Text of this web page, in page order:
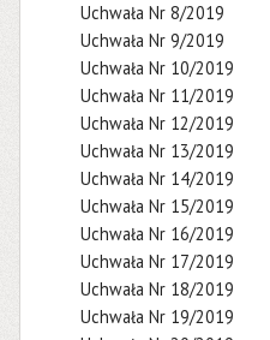
Uchwała Nr 8/2019
Uchwała Nr 9/2019
Uchwała Nr 10/2019
Uchwała Nr 11/2019
Uchwała Nr 12/2019
Uchwała Nr 13/2019
Uchwała Nr 14/2019
Uchwała Nr 15/2019
Uchwała Nr 16/2019
Uchwała Nr 17/2019
Uchwała Nr 18/2019
Uchwała Nr 19/2019